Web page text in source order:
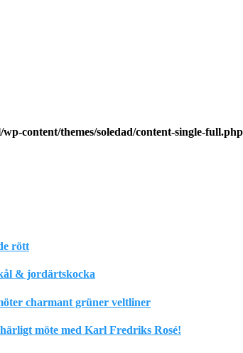
content/themes/soledad/content-single-full.php
rött
& jordärtskocka
charmant grüner veltliner
möte med Karl Fredriks Rosé!